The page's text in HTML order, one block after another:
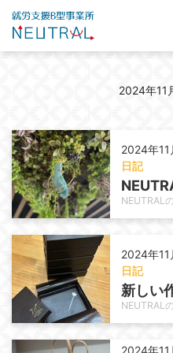
2024年11
2024年11
日記
2024年11
日記
新しい